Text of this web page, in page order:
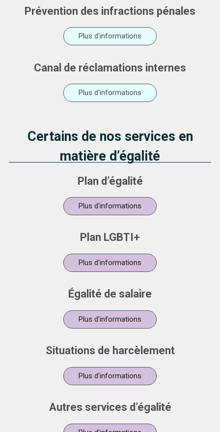
Prévention des infractions pénales
Plus d'informations
Canal de réclamations internes
Plus d'informations
Certains de nos services en
matière d’égalité
Plan d’égalité
Plus d'informations
Plan LGBTI+
Plus d'informations
Égalité de salaire
Plus d'informations
Situations de harcèlement
Plus d'informations
Autres services d’égalité